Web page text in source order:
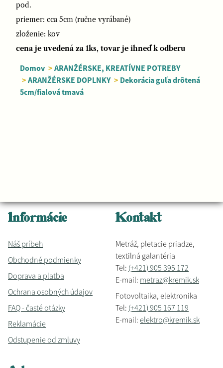
pod.
priemer: cca 5cm (ručne vyrábané)
zloženie: kov
cena je uvedená za 1ks, tovar je ihneď k odberu
Domov > ARANŽÉRSKE, KREATÍVNE POTREBY
> ARANŽÉRSKE DOPLNKY > Dekorácia guľa drôtená
5cm/fialová tmavá
Informácie
Náš príbeh
Obchodné podmienky
Doprava a platba
Ochrana osobných údajov
FAQ - časté otázky
Reklamácie
Odstupenie od zmluvy
Kontakt
Metráž, pletacie priadze,
textilná galantéria
Tel: (+421) 905 395 172
E-mail: metraz@kremik.sk
Fotovoltaika, elektronika
Tel: (+421) 905 167 119
E-mail: elektro@kremik.sk